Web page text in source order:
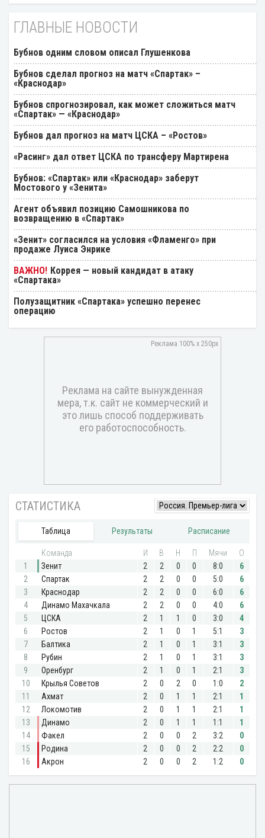
ГЛАВНЫЕ НОВОСТИ
Бубнов одним словом описал Глушенкова
Бубнов сделал прогноз на матч «Спартак» –
«Краснодар»
Бубнов спрогнозировал, как может сложиться матч
«Спартак» — «Краснодар»
Бубнов дал прогноз на матч ЦСКА – «Ростов»
«Расинг» дал ответ ЦСКА по трансферу Мартирена
Бубнов: «Спартак» или «Краснодар» заберут
Мостового у «Зенита»
Агент объявил позицию Самошникова по
возвращению в «Спартак»
«Зенит» согласился на условия «Фламенго» при
продаже Луиса Энрике
Коррея — новый кандидат в атаку
«Спартака»
Полузащитник «Спартака» успешно перенес
операцию